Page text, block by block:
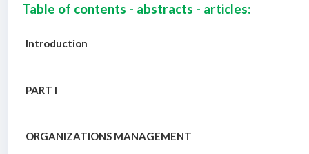
Table of contents - abstracts - articles:
Introduction
PART I
ORGANIZATIONS MANAGEMENT